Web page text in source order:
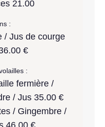
21.00
:
/ Jus de courge
€
:
fermière /
/ Jus 35.00 €
/ Gingembre /
46.00 €